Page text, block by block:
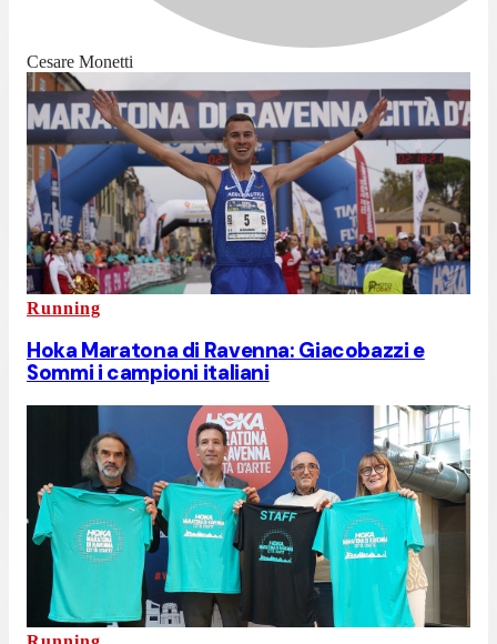
Cesare Monetti
Running
Hoka Maratona di Ravenna: Giacobazzi e
Sommi i campioni italiani